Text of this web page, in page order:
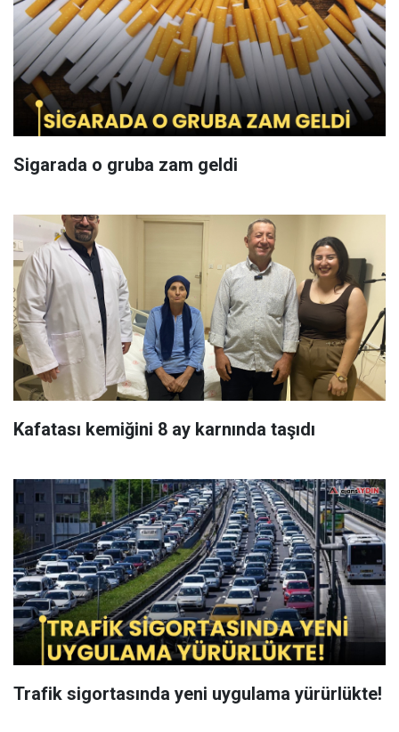
Sigarada o gruba zam geldi
Kafatası kemiğini 8 ay karnında taşıdı
Trafik sigortasında yeni uygulama yürürlükte!